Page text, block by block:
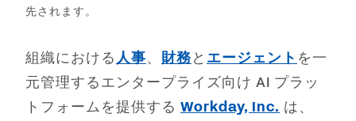
先されます。
組織における人事、 財務と エージェント を一
元管理するエンタープライズ向け AI プラッ
トフォームを提供する Workday, Inc. は、